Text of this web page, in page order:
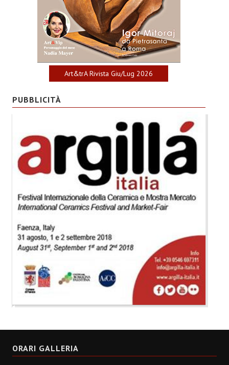
Art&trA Rivista Giu/Lug 2026
PUBBLICITÀ
ORARI GALLERIA